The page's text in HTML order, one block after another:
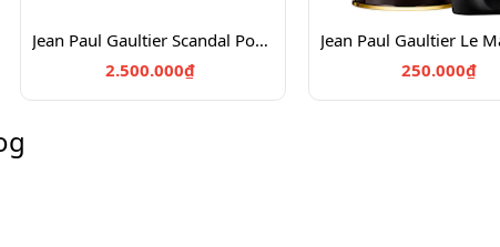
Jean Paul Gaultier Scandal Pour Homme EDT 100
2.500.000₫
250.000₫